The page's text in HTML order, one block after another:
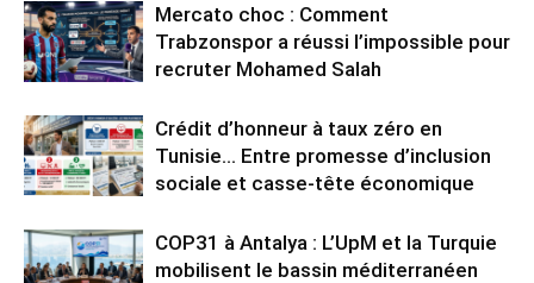
Mercato choc : Comment
Trabzonspor a réussi l’impossible pour
recruter Mohamed Salah
Crédit d’honneur à taux zéro en
Tunisie… Entre promesse d’inclusion
sociale et casse-tête économique
COP31 à Antalya : L’UpM et la Turquie
mobilisent le bassin méditerranéen